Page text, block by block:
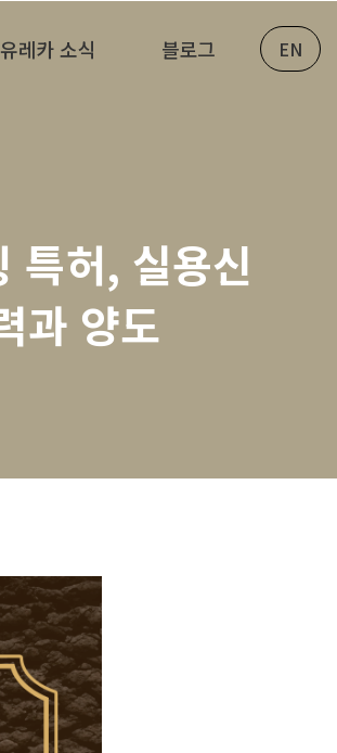
유레카 소식 블로그 EN
특허, 실용신
과 양도